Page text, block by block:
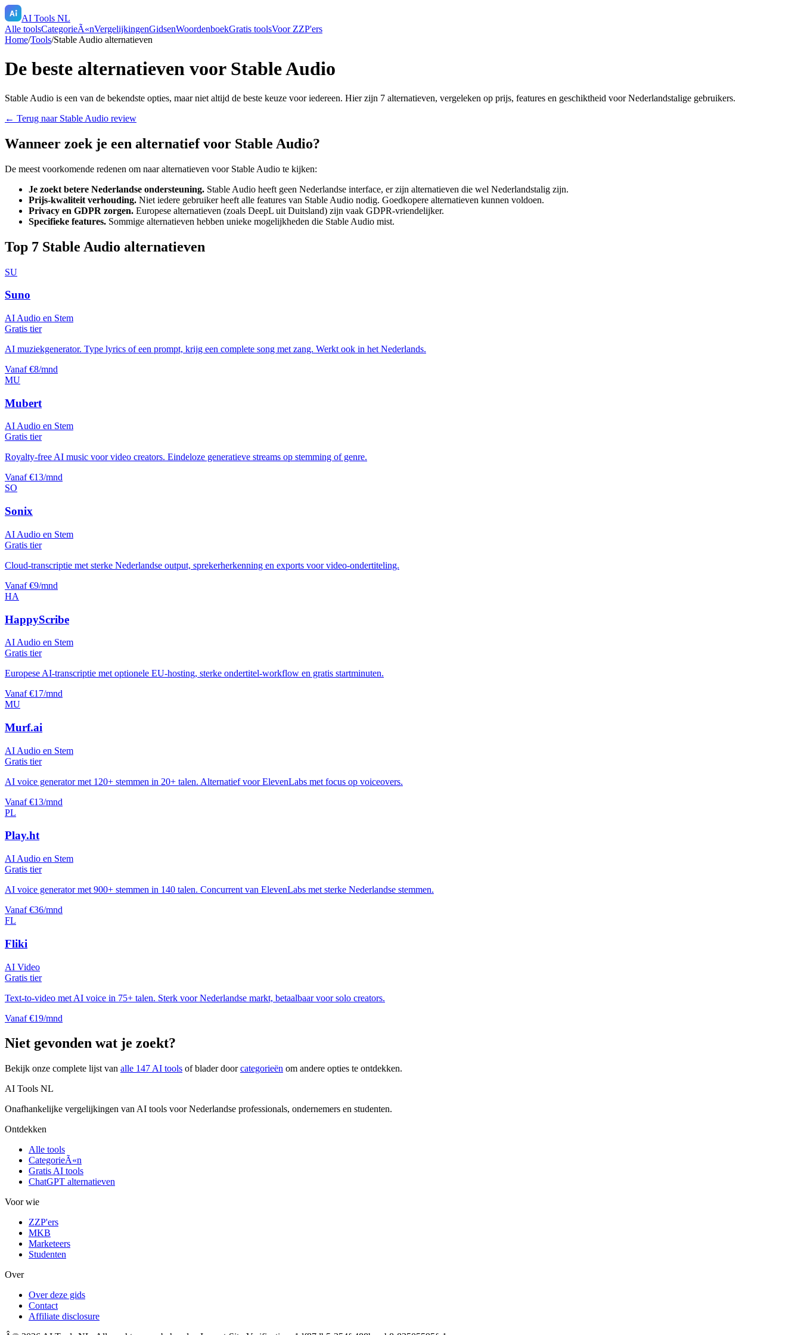
AI Tools NL
Alle toolsCategorieÃ«nVergelijkingenGidsenWoordenboekGratis toolsVoor ZZP'ers
Home/Tools/Stable Audio alternatieven
De beste alternatieven voor Stable Audio
Stable Audio is een van de bekendste opties, maar niet altijd de beste keuze voor iedereen. Hier zijn 7 alternatieven, vergeleken op prijs, features en geschiktheid voor Nederlandstalige gebruikers.
← Terug naar Stable Audio review
Wanneer zoek je een alternatief voor Stable Audio?
De meest voorkomende redenen om naar alternatieven voor Stable Audio te kijken:
Je zoekt betere Nederlandse ondersteuning. Stable Audio heeft geen Nederlandse interface, er zijn alternatieven die wel Nederlandstalig zijn.
Prijs-kwaliteit verhouding. Niet iedere gebruiker heeft alle features van Stable Audio nodig. Goedkopere alternatieven kunnen voldoen.
Privacy en GDPR zorgen. Europese alternatieven (zoals DeepL uit Duitsland) zijn vaak GDPR-vriendelijker.
Specifieke features. Sommige alternatieven hebben unieke mogelijkheden die Stable Audio mist.
Top 7 Stable Audio alternatieven
SU
Suno
AI Audio en Stem
Gratis tier
AI muziekgenerator. Type lyrics of een prompt, krijg een complete song met zang. Werkt ook in het Nederlands.
Vanaf €8/mnd
MU
Mubert
AI Audio en Stem
Gratis tier
Royalty-free AI music voor video creators. Eindeloze generatieve streams op stemming of genre.
Vanaf €13/mnd
SO
Sonix
AI Audio en Stem
Gratis tier
Cloud-transcriptie met sterke Nederlandse output, sprekerherkenning en exports voor video-ondertiteling.
Vanaf €9/mnd
HA
HappyScribe
AI Audio en Stem
Gratis tier
Europese AI-transcriptie met optionele EU-hosting, sterke ondertitel-workflow en gratis startminuten.
Vanaf €17/mnd
MU
Murf.ai
AI Audio en Stem
Gratis tier
AI voice generator met 120+ stemmen in 20+ talen. Alternatief voor ElevenLabs met focus op voiceovers.
Vanaf €13/mnd
PL
Play.ht
AI Audio en Stem
Gratis tier
AI voice generator met 900+ stemmen in 140 talen. Concurrent van ElevenLabs met sterke Nederlandse stemmen.
Vanaf €36/mnd
FL
Fliki
AI Video
Gratis tier
Text-to-video met AI voice in 75+ talen. Sterk voor Nederlandse markt, betaalbaar voor solo creators.
Vanaf €19/mnd
Niet gevonden wat je zoekt?
Bekijk onze complete lijst van alle 147 AI tools of blader door categorieën om andere opties te ontdekken.
AI Tools NL
Onafhankelijke vergelijkingen van AI tools voor Nederlandse professionals, ondernemers en studenten.
Ontdekken
Alle tools
CategorieÃ«n
Gratis AI tools
ChatGPT alternatieven
Voor wie
ZZP'ers
MKB
Marketeers
Studenten
Over
Over deze gids
Contact
Affiliate disclosure